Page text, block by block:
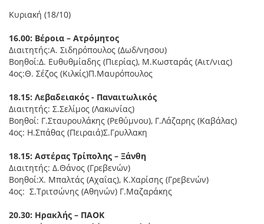
Κυριακή (18/10)
16.00: Βέροια – Ατρόμητος
Διαιτητής:Α. Σιδηρόπουλος (Δωδ/νησου)
Βοηθοί:Δ. Ευθυθμίαδης (Πιερίας), Μ.Κωσταράς (Αιτ/νιας)
4ος:Θ. Σέζος (Κιλκίς)Π.Μαυρόπουλος
18.15: Λεβαδειακός - Παναιτωλικός
Διαιτητής: Σ.Σελίμος (Λακωνίας)
Βοηθοί: Γ.Σταυρουλάκης (Ρεθύμνου), Γ.Λάζαρης (Καβάλας)
4ος: Η.Σπάθας (Πειραιά)Σ.Γρυλλακη
18.15: Αστέρας Τρίπολης – Ξάνθη
Διαιτητής: Δ.Θάνος (Γρεβενών)
Βοηθοί:Χ. Μπαλτάς (Αχαΐας), Κ.Χαρίσης (Γρεβενών)
4ος: Σ.Τριτσώνης (Αθηνών) Γ.Μαζαράκης
20.30: Ηρακλής – ΠΑΟΚ